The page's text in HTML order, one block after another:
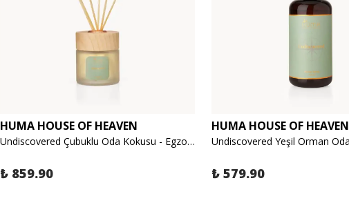
HUMA HOUSE OF HEAVEN
Undiscovered Çubuklu Oda Kokusu - Egzotik Orman, Odunsu 120ml
₺ 859.90
HUMA HOUSE OF HEAVEN
₺ 579.90